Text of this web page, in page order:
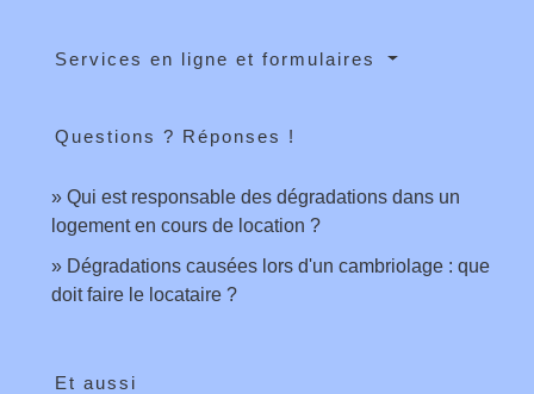
Services en ligne et formulaires
Questions ? Réponses !
Qui est responsable des dégradations dans un
logement en cours de location ?
Dégradations causées lors d'un cambriolage : que
doit faire le locataire ?
Et aussi